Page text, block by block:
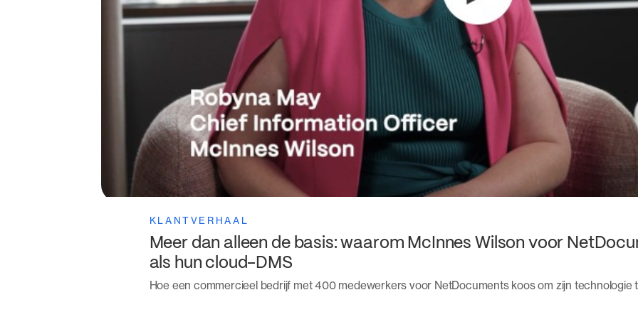
KLANTVERHAAL
Meer dan alleen de basis: waarom McInnes Wilson voor
als hun cloud-DMS
Hoe een commercieel bedrijf met 400 medewerkers voor NetDocuments koos om zijn technologie